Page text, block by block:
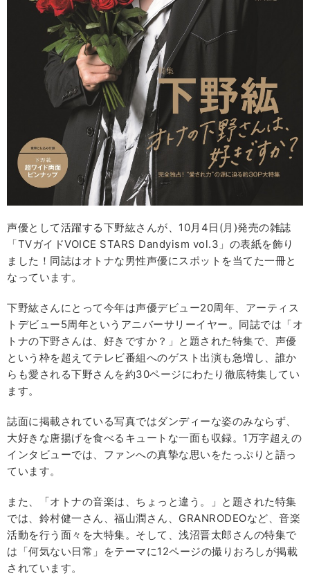
声優として活躍する下野紘さんが、10月4日(月)発売の雑誌
「TVガイドVOICE STARS Dandyism vol.3」の表紙を飾り
ました！同誌はオトナな男性声優にスポットを当てた一冊と
なっています。
下野紘さんにとって今年は声優デビュー20周年、アーティス
トデビュー5周年というアニバーサリーイヤー。同誌では「オ
トナの下野さんは、好きですか？」と題された特集で、声優
という枠を超えてテレビ番組へのゲスト出演も急増し、誰か
らも愛される下野さんを約30ページにわたり徹底特集してい
ます。
誌面に掲載されている写真ではダンディーな姿のみならず、
大好きな唐揚げを食べるキュートな一面も収録。1万字超えの
インタビューでは、ファンへの真摯な思いをたっぷりと語っ
ています。
また、「オトナの音楽は、ちょっと違う。」と題された特集
では、鈴村健一さん、福山潤さん、GRANRODEOなど、音楽
活動を行う面々を大特集。そして、浅沼晋太郎さんの特集で
は「何気ない日常」をテーマに12ページの撮りおろしが掲載
されています。